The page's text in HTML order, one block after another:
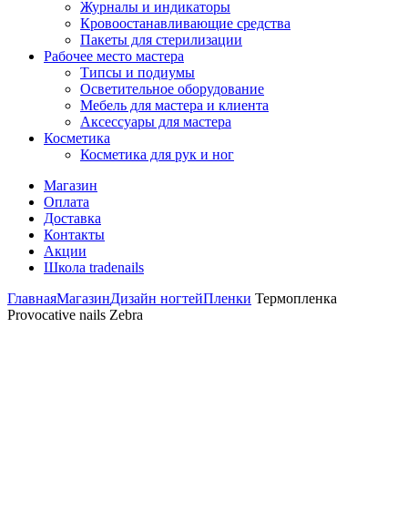
Журналы и индикаторы
Кровоостанавливающие средства
Пакеты для стерилизации
Рабочее место мастера
Типсы и подиумы
Осветительное оборудование
Мебель для мастера и клиента
Аксессуары для мастера
Косметика
Косметика для рук и ног
Магазин
Оплата
Доставка
Контакты
Акции
Школа tradenails
ГлавнаяМагазинДизайн ногтейПленки Термопленка
Provocative nails Zebra